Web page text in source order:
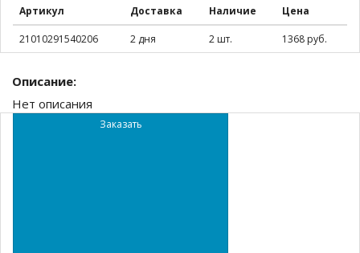
Артикул Доставка Наличие Цена
21010291540206 2 дня 2 шт. 1368 руб.
Описание:
Нет описания
Заказать